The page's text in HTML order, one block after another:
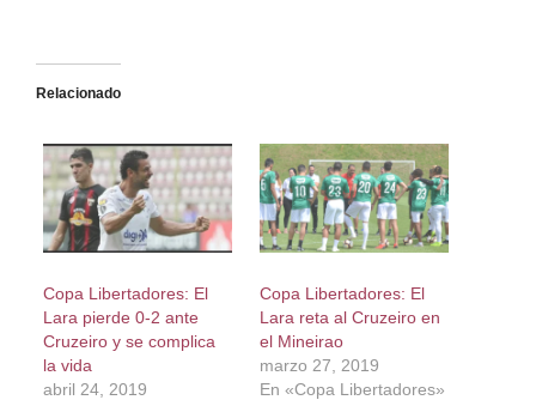
Relacionado
Copa Libertadores: El
Lara pierde 0-2 ante
Cruzeiro y se complica
la vida
abril 24, 2019
Copa Libertadores: El
Lara reta al Cruzeiro en
el Mineirao
marzo 27, 2019
En «Copa Libertadores»